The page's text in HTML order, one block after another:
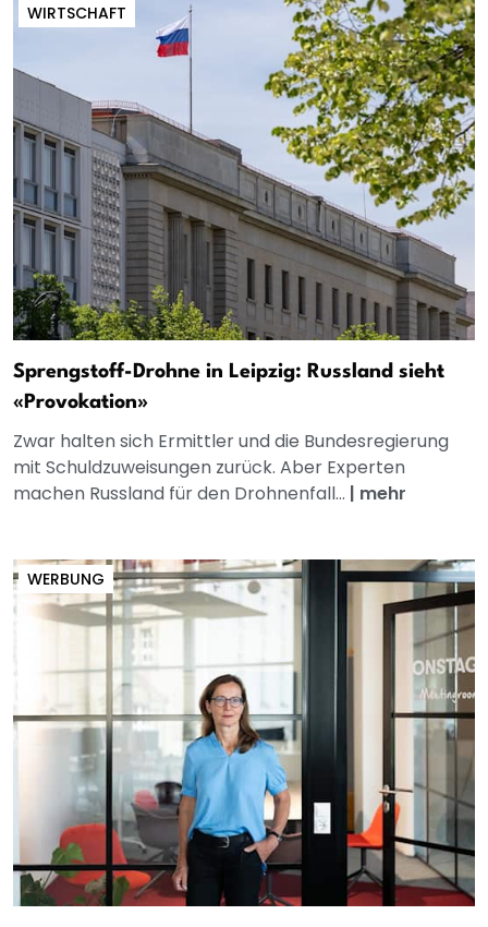
WIRTSCHAFT
Sprengstoff-Drohne in Leipzig: Russland sieht
«Provokation»
Zwar halten sich Ermittler und die Bundesregierung
mit Schuldzuweisungen zurück. Aber Experten
machen Russland für den Drohnenfall... | mehr
WERBUNG